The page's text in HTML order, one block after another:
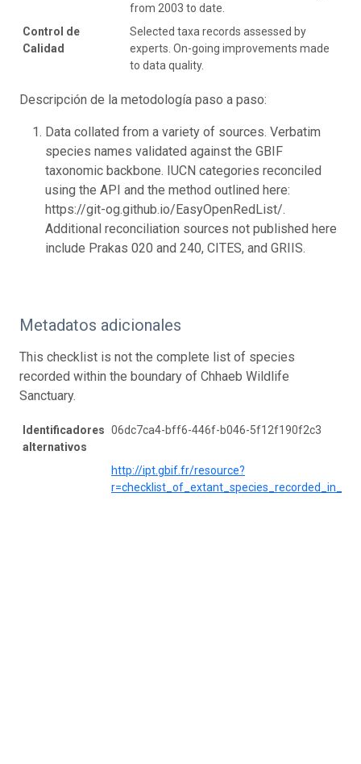
from 2003 to date.
Control de
Calidad
Selected taxa records assessed by
experts. On-going improvements made
to data quality.
Descripción de la metodología paso a paso:
Data collated from a variety of sources. Verbatim
species names validated against the GBIF
taxonomic backbone. IUCN categories reconciled
using the API and the method outlined here:
https://git-og.github.io/EasyOpenRedList/.
Additional reconciliation sources not published here
include Prakas 020 and 240, CITES, and GRIIS.
Metadatos adicionales
This checklist is not the complete list of species
recorded within the boundary of Chhaeb Wildlife
Sanctuary.
Identificadores
alternativos
06dc7ca4-bff6-446f-b046-5f12f190f2c3
http://ipt.gbif.fr/resource?